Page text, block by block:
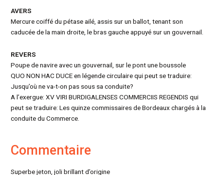
AVERS
Mercure coiffé du pétase ailé, assis sur un ballot, tenant son
caducée de la main droite, le bras gauche appuyé sur un gouvernail.
REVERS
Poupe de navire avec un gouvernail, sur le pont une boussole
QUO NON HAC DUCE en légende circulaire qui peut se traduire:
Jusqu’où ne va-t-on pas sous sa conduite?
A l’exergue: XV VIRI BURDIGALENSES COMMERCIIS REGENDIS qui
peut se traduire: Les quinze commissaires de Bordeaux chargés à la
conduite du Commerce.
Commentaire
Superbe jeton, joli brillant d’origine